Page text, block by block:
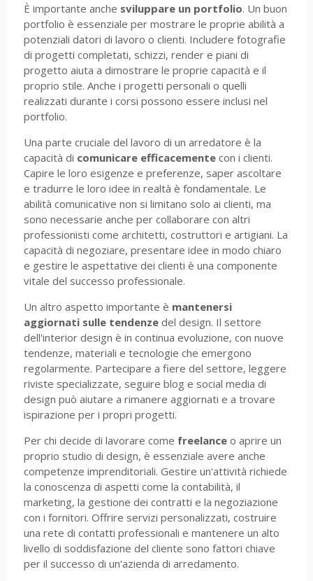
È importante anche sviluppare un portfolio. Un buon
portfolio è essenziale per mostrare le proprie abilità a
potenziali datori di lavoro o clienti. Includere fotografie
di progetti completati, schizzi, render e piani di
progetto aiuta a dimostrare le proprie capacità e il
proprio stile. Anche i progetti personali o quelli
realizzati durante i corsi possono essere inclusi nel
portfolio.
Una parte cruciale del lavoro di un arredatore è la
capacità di comunicare efficacementecon i clienti.
Capire le loro esigenze e preferenze, saper ascoltare
e tradurre le loro idee in realtà è fondamentale. Le
abilità comunicative non si limitano solo ai clienti, ma
sono necessarie anche per collaborare con altri
professionisti come architetti, costruttori e artigiani. La
capacità di negoziare, presentare idee in modo chiaro
e gestire le aspettative dei clienti è una componente
vitale del successo professionale.
Un altro aspetto importante è mantenersi
aggiornati sulle tendenzedel design. Il settore
dell'interior design è in continua evoluzione, con nuove
tendenze, materiali e tecnologie che emergono
regolarmente. Partecipare a fiere del settore, leggere
riviste specializzate, seguire blog e social media di
design può aiutare a rimanere aggiornati e a trovare
ispirazione per i propri progetti.
Per chi decide di lavorare come freelanceo aprire un
proprio studio di design, è essenziale avere anche
competenze imprenditoriali. Gestire un'attività richiede
la conoscenza di aspetti come la contabilità, il
marketing, la gestione dei contratti e la negoziazione
con i fornitori. Offrire servizi personalizzati, costruire
una rete di contatti professionali e mantenere un alto
livello di soddisfazione del cliente sono fattori chiave
per il successo di un'azienda di arredamento.